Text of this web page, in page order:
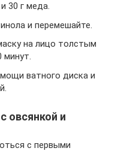
30 г меда.
и перемешайте.
на лицо толстым
минут.
ватного диска и
овсянкой и
с первыми